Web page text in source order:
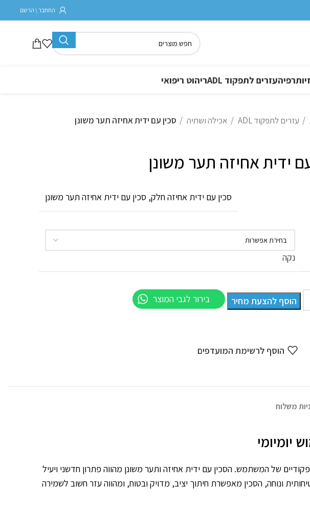
התחבר \ הרשם
עזרים לתפקוד ADL ריהוט ריפואי
עזרים לתפקוד ADL אכילה ושתיה סכין עם ידית אחיזה תער משונן
ידית אחיזה תער משונן
סכין עם ידית אחיזה חלק, סכין עם ידית אחיזה תער משונן
נקה
הוסף להצעת מחיר בירור לגבי המוצר
הוסף לרשימת המועדפים
משלוח
יומיומי
של המשתמש. הסכין עם ידית אחיזה ותער משונן מהווה פתרון חדשני ויעיל
ונוחה, הסכין מאפשרת חיתוך יציב, מדויק ובטוח, ומהווה עזר חשוב לשמירה